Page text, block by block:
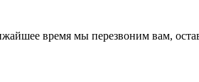
время мы перезвоним вам,